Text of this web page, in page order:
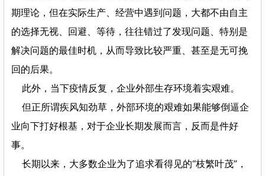
期理论，但在实际生产、经营中遇到问题，大都不由自主
的选择无视、回避、等待，往往错过了发现问题、特别是
解决问题的最佳时机，从而导致比较严重、甚至是无可挽
回的后果。
此外，当下疫情反复，企业外部生存环境着实艰难。
但正所谓疾风知劲草，外部环境的艰难如果能够倒逼企
业向下打好根基，对于企业长期发展而言，反而是件好
事。
长期以来，大多数企业为了追求看得见的“枝繁叶茂”，